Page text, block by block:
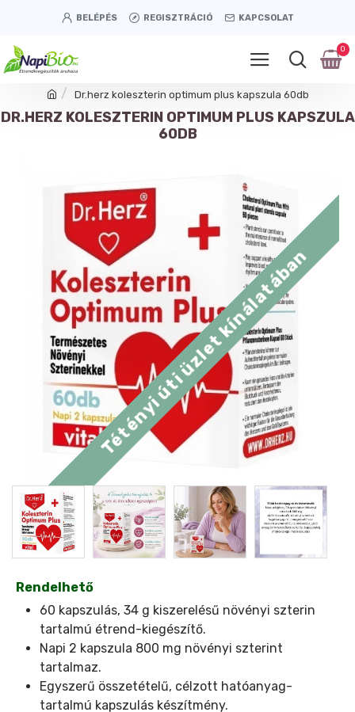
BELÉPÉS REGISZTRÁCIÓ KAPCSOLAT
0
Dr.herz koleszterin optimum plus kapszula 60db
DR.HERZ KOLESZTERIN OPTIMUM PLUS KAPSZULA
60DB
Tétényi úti üzlet kínálatában
Rendelhető
60 kapszulás, 34 g kiszerelésű növényi szterin
tartalmú étrend-kiegészítő.
Napi 2 kapszula 800 mg növényi szterint
tartalmaz.
Egyszerű összetételű, célzott hatóanyag-
tartalmú kapszulás készítmény.